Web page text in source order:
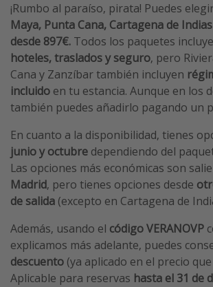
Hoteles más hot de España
Guía de equipaje de mano
Parques de atracciones
Viaja con musicales
El Rey León el musical
Harry Potter en Londres y otros
Eventos deportivos
¡Rumbo al paraíso, pirata! Puedes
Maya, Punta Cana, Cartagena de
desde 897€. Todos los paquetes
hoteles, traslados y seguro, pero
Cana y Zanzíbar también incluyen
incluido en tu estancia. Aunque en los
también puedes añadirlo pagando un
En cuanto a la disponibilidad, tienes
junio y octubre dependiendo del
Las opciones más económicas son
Madrid, pero tienes opciones desde
de salida (excepto en Cartagena de
Además, usando el código VERANOVP
explicamos más adelante, puedes
descuento (ya aplicado en el precio
Aplicable para reservas hasta el 31 de